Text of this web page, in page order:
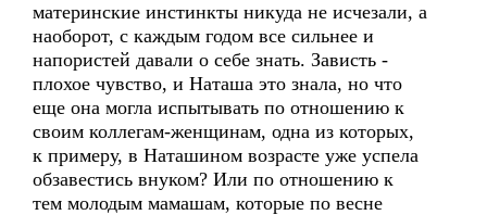
материнские инстинкты никуда не исчезали, а
наоборот, с каждым годом все сильнее и
напористей давали о себе знать. Зависть -
плохое чувство, и Наташа это знала, но что
еще она могла испытывать по отношению к
своим коллегам-женщинам, одна из которых,
к примеру, в Наташином возрасте уже успела
обзавестись внуком? Или по отношению к
тем молодым мамашам, которые по весне